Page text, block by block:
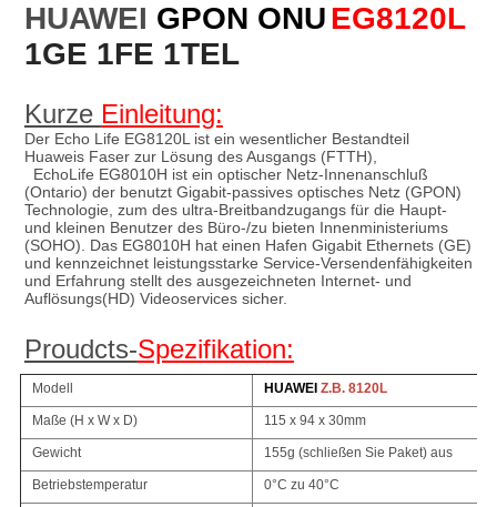
HUAWEI GPON ONUEG8120L
1GE 1FE 1TEL
Kurze Einleitung:
Der Echo Life EG8120L ist ein wesentlicher Bestandteil
Huaweis Faser zur Lösung des Ausgangs (FTTH),
EchoLife EG8010H ist ein optischer Netz-Innenanschluß
(Ontario) der benutzt Gigabit-passives optisches Netz (GPON)
Technologie, zum des ultra-Breitbandzugangs für die Haupt-
und kleinen Benutzer des Büro-/zu bieten Innenministeriums
(SOHO). Das EG8010H hat einen Hafen Gigabit Ethernets (GE)
und kennzeichnet leistungsstarke Service-Versendenfähigkeiten
und Erfahrung stellt des ausgezeichneten Internet- und
Auflösungs(HD) Videoservices sicher.
Proudcts-Spezifikation:
Modell HUAWEI Z.B. 8120L
Maße (H x W x D) 115 x 94 x 30mm
Gewicht 155g (schließen Sie Paket) aus
Betriebstemperatur 0°C zu 40°C